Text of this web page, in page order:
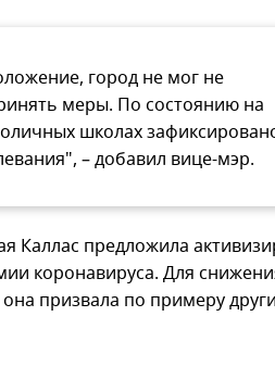
город не мог не
меры. По состоянию на
школах
– добавил вице-мэр.
Каллас предложила
коронавируса. Для
призвала по примеру